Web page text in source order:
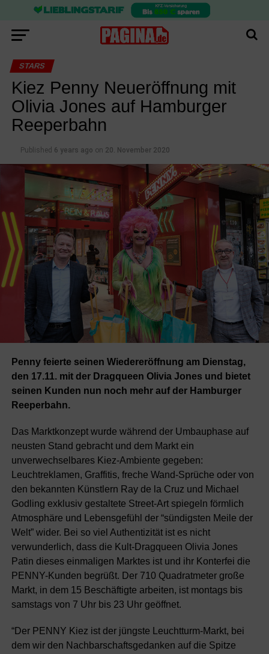
STARS
Kiez Penny Neueröffnung mit
Olivia Jones auf Hamburger
Reeperbahn
Published 6 years ago on 20. November 2020
Penny feierte seinen Wiedereröffnung am Dienstag,
den 17.11. mit der Dragqueen Olivia Jones und bietet
seinen Kunden nun noch mehr auf der Hamburger
Reeperbahn.
Das Marktkonzept wurde während der Umbauphase auf
neusten Stand gebracht und dem Markt ein
unverwechselbares Kiez-Ambiente gegeben:
Leuchtreklamen, Graffitis, freche Wand-Sprüche oder von
den bekannten Künstlern Ray de la Cruz und Michael
Godling exklusiv gestaltete Street-Art spiegeln förmlich
Atmosphäre und Lebensgefühl der “sündigsten Meile der
Welt” wider. Bei so viel Authentizität ist es nicht
verwunderlich, dass die Kult-Dragqueen Olivia Jones
Patin dieses einmaligen Marktes ist und ihr Konterfei die
PENNY-Kunden begrüßt. Der 710 Quadratmeter große
Markt, in dem 15 Beschäftigte arbeiten, ist montags bis
samstags von 7 Uhr bis 23 Uhr geöffnet.
“Der PENNY Kiez ist der jüngste Leuchtturm-Markt, bei
dem wir den Nachbarschaftsgedanken auf die Spitze